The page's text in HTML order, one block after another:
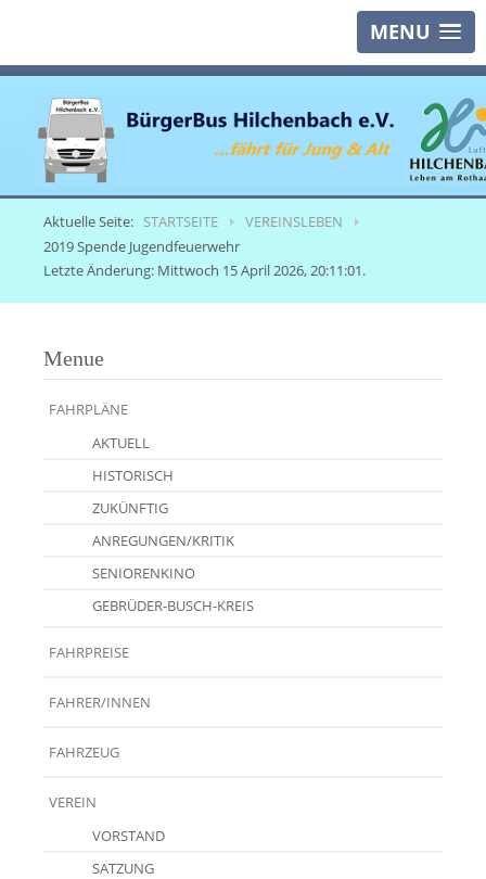
MENU
Aktuelle Seite: STARTSEITE
VEREINSLEBEN
2019 Spende Jugendfeuerwehr
Letzte Änderung: Mittwoch 15 April 2026, 20:11:01.
Menue
FAHRPLÄNE
AKTUELL
HISTORISCH
ZUKÜNFTIG
ANREGUNGEN/KRITIK
SENIORENKINO
GEBRÜDER-BUSCH-KREIS
FAHRPREISE
FAHRER/INNEN
FAHRZEUG
VEREIN
VORSTAND
SATZUNG